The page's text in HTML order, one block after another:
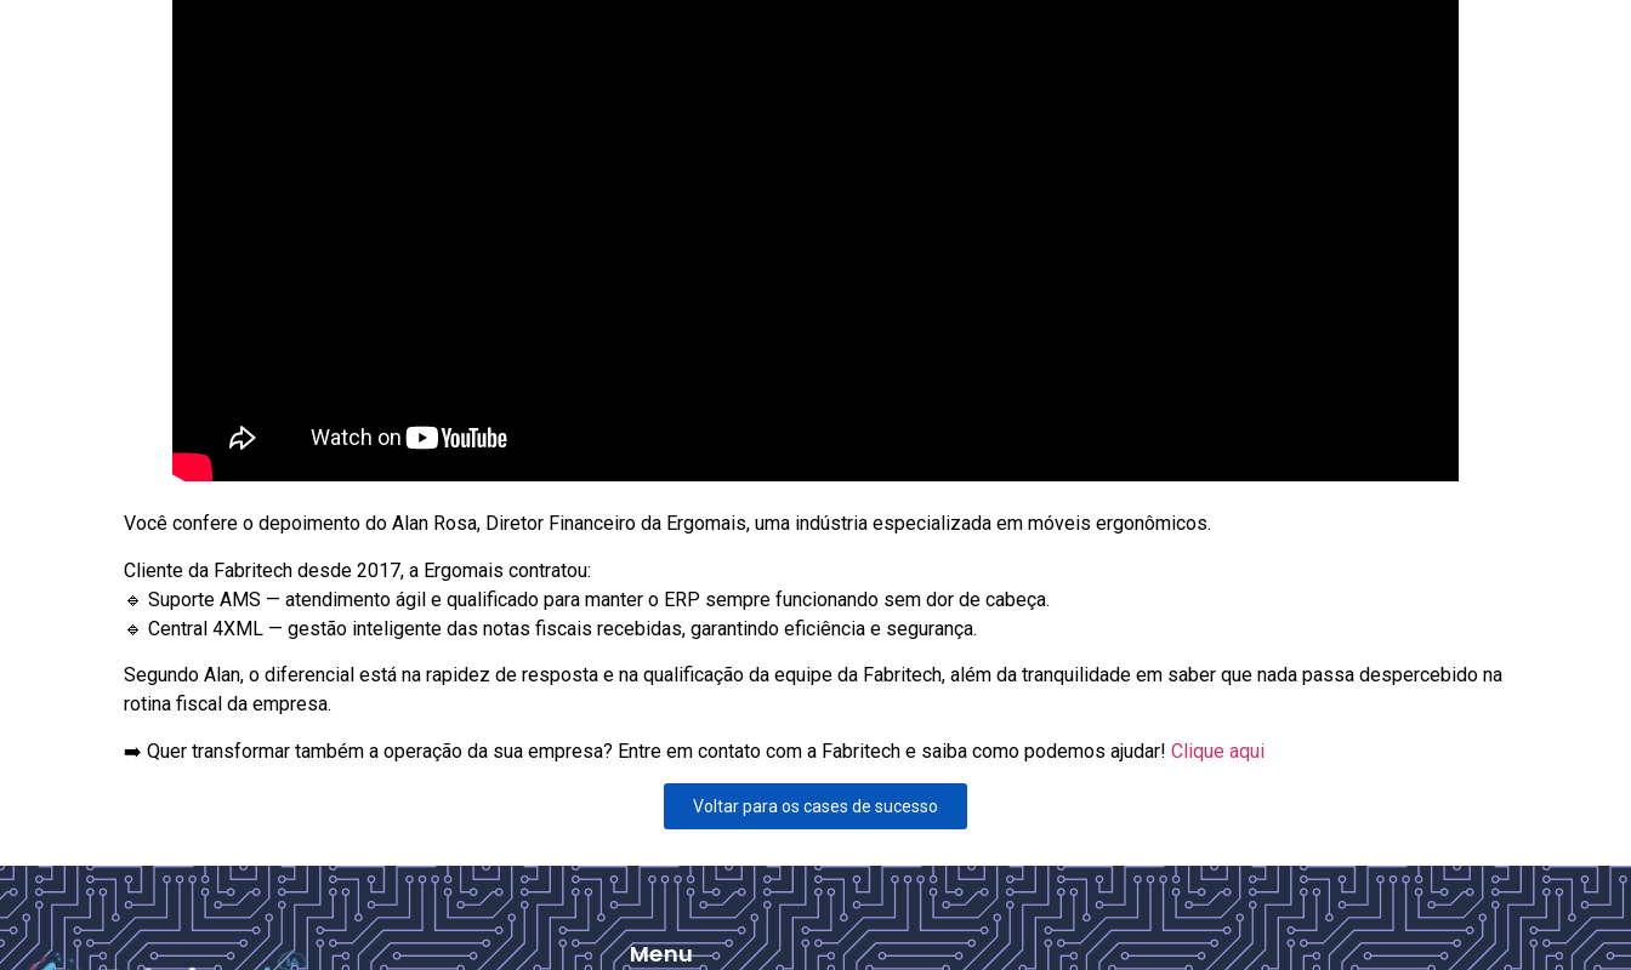
Você confere o depoimento do Alan Rosa, Diretor Financeiro da Ergomais, uma indústria especializada em móveis ergonômicos.
Cliente da Fabritech desde 2017, a Ergomais contratou:
🔹 Suporte AMS — atendimento ágil e qualificado para manter o ERP sempre funcionando sem dor de cabeça.
🔹 Central 4XML — gestão inteligente das notas fiscais recebidas, garantindo eficiência e segurança.
Segundo Alan, o diferencial está na rapidez de resposta e na qualificação da equipe da Fabritech, além da tranquilidade em saber que nada passa despercebido na
rotina fiscal da empresa.
➡️ Quer transformar também a operação da sua empresa? Entre em contato com a Fabritech e saiba como podemos ajudar! Clique aqui
Voltar para os cases de sucesso
Menu